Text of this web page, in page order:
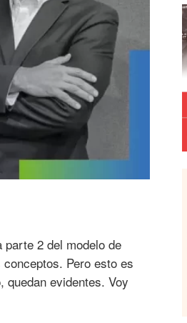
2 del modelo de
Pero esto es
evidentes. Voy